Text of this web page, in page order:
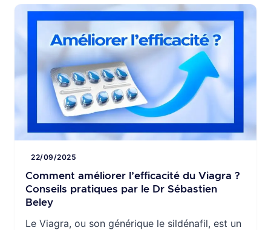
22/09/2025
Comment améliorer l’efficacité du Viagra ?
Conseils pratiques par le Dr Sébastien
Beley
Le Viagra, ou son générique le sildénafil, est un